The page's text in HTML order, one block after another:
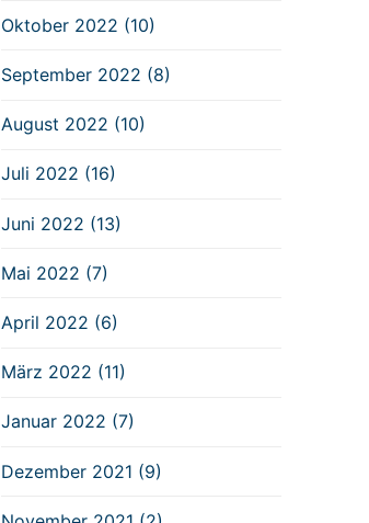
Oktober 2022 (10)
September 2022 (8)
August 2022 (10)
Juli 2022 (16)
Juni 2022 (13)
Mai 2022 (7)
April 2022 (6)
März 2022 (11)
Januar 2022 (7)
Dezember 2021 (9)